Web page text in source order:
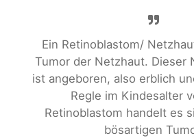
Ein Retinoblastom/
Tumor der Netzhaut. Dieser
ist angeboren, also erblich
Regle im Kindesalter
Retinoblastom handelt es
bösartigen